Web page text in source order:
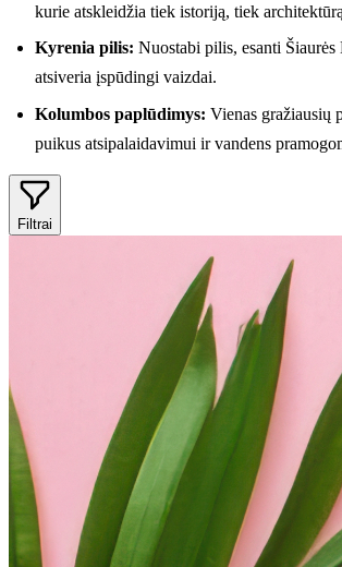
kurie atskleidžia tiek istoriją, tiek
Kyrenia pilis: Nuostabi pilis, esanti
atsiveria įspūdingi vaizdai.
Kolumbos paplūdimys: Vienas gražiausių
puikus atsipalaidavimui ir vandens
Filtrai